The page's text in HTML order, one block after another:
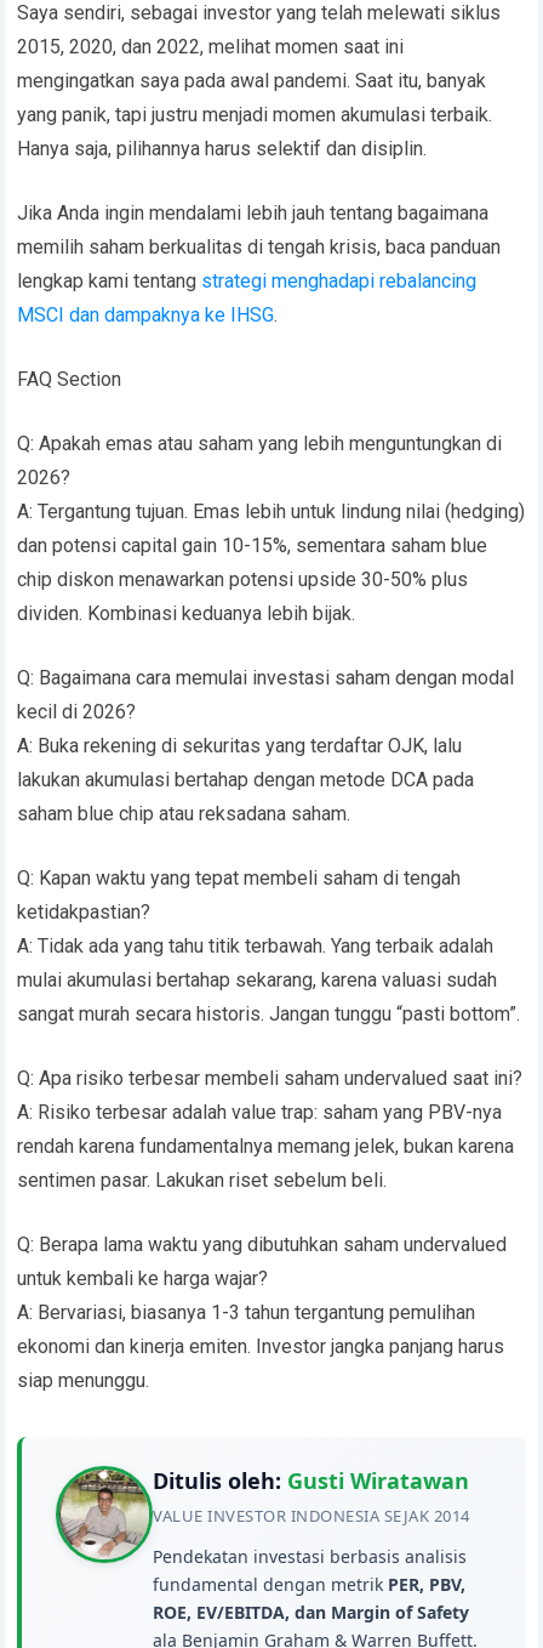
Saya sendiri, sebagai investor yang telah melewati siklus
2015, 2020, dan 2022, melihat momen saat ini
mengingatkan saya pada awal pandemi. Saat itu, banyak
yang panik, tapi justru menjadi momen akumulasi terbaik.
Hanya saja, pilihannya harus selektif dan disiplin.
Jika Anda ingin mendalami lebih jauh tentang bagaimana
memilih saham berkualitas di tengah krisis, baca panduan
lengkap kami tentang strategi menghadapi rebalancing
MSCI dan dampaknya ke IHSG.
FAQ Section
Q: Apakah emas atau saham yang lebih menguntungkan di
2026?
A: Tergantung tujuan. Emas lebih untuk lindung nilai (hedging)
dan potensi capital gain 10-15%, sementara saham blue
chip diskon menawarkan potensi upside 30-50% plus
dividen. Kombinasi keduanya lebih bijak.
Q: Bagaimana cara memulai investasi saham dengan modal
kecil di 2026?
A: Buka rekening di sekuritas yang terdaftar OJK, lalu
lakukan akumulasi bertahap dengan metode DCA pada
saham blue chip atau reksadana saham.
Q: Kapan waktu yang tepat membeli saham di tengah
ketidakpastian?
A: Tidak ada yang tahu titik terbawah. Yang terbaik adalah
mulai akumulasi bertahap sekarang, karena valuasi sudah
sangat murah secara historis. Jangan tunggu “pasti bottom”.
Q: Apa risiko terbesar membeli saham undervalued saat ini?
A: Risiko terbesar adalah value trap: saham yang PBV-nya
rendah karena fundamentalnya memang jelek, bukan karena
sentimen pasar. Lakukan riset sebelum beli.
Q: Berapa lama waktu yang dibutuhkan saham undervalued
untuk kembali ke harga wajar?
A: Bervariasi, biasanya 1-3 tahun tergantung pemulihan
ekonomi dan kinerja emiten. Investor jangka panjang harus
siap menunggu.
Ditulis oleh: Gusti Wiratawan
VALUE INVESTOR INDONESIA SEJAK 2014
Pendekatan investasi berbasis analisis
fundamental dengan metrik PER, PBV,
ROE, EV/EBITDA, dan Margin of Safety
ala Benjamin Graham & Warren Buffett.